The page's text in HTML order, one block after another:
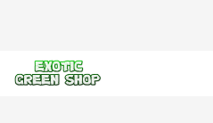
content